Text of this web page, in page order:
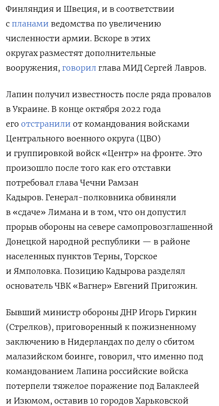
Финляндия и Швеция, и в соответствии
с планами ведомства по увеличению
численности армии. Вскоре в этих
округах разместят дополнительные
вооружения, говорил глава МИД Сергей Лавров.
Лапин получил известность после ряда провалов
в Украине. В конце октября 2022 года
его отстранили от командования войсками
Центрального военного округа (ЦВО)
и группировкой войск «Центр» на фронте. Это
произошло после того как его отставки
потребовал глава Чечни Рамзан
Кадыров. Генерал-полковника обвиняли
в «сдаче» Лимана и в том, что он допустил
прорыв обороны на севере самопровозглашенной
Донецкой народной республики — в районе
населенных пунктов Терны, Торское
и Ямполовка. Позицию Кадырова разделял
основатель ЧВК «Вагнер» Евгений Пригожин.
Бывший министр обороны ДНР Игорь Гиркин
(Стрелков), приговоренный к пожизненному
заключению в Нидерландах по делу о сбитом
малазийском боинге, говорил, что именно под
командованием Лапина российские войска
потерпели тяжелое поражение под Балаклеей
и Изюмом, оставив 10 городов Харьковской